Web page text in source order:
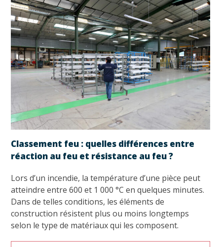
Classement feu : quelles différences entre
réaction au feu et résistance au feu ?
Lors d’un incendie, la température d’une pièce peut
atteindre entre 600 et 1 000 °C en quelques minutes.
Dans de telles conditions, les éléments de
construction résistent plus ou moins longtemps
selon le type de matériaux qui les composent.